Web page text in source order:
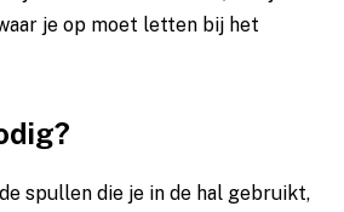
je op moet letten bij het
spullen die je in de hal gebruikt,